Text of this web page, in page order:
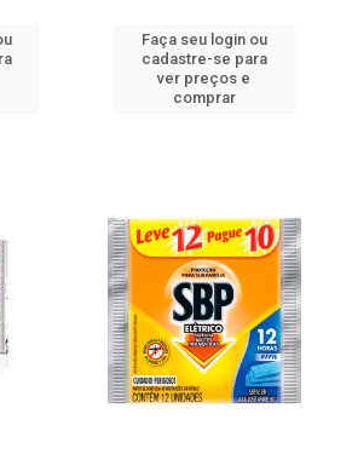
Faça seu login ou
cadastre-se para
ver preços e
comprar